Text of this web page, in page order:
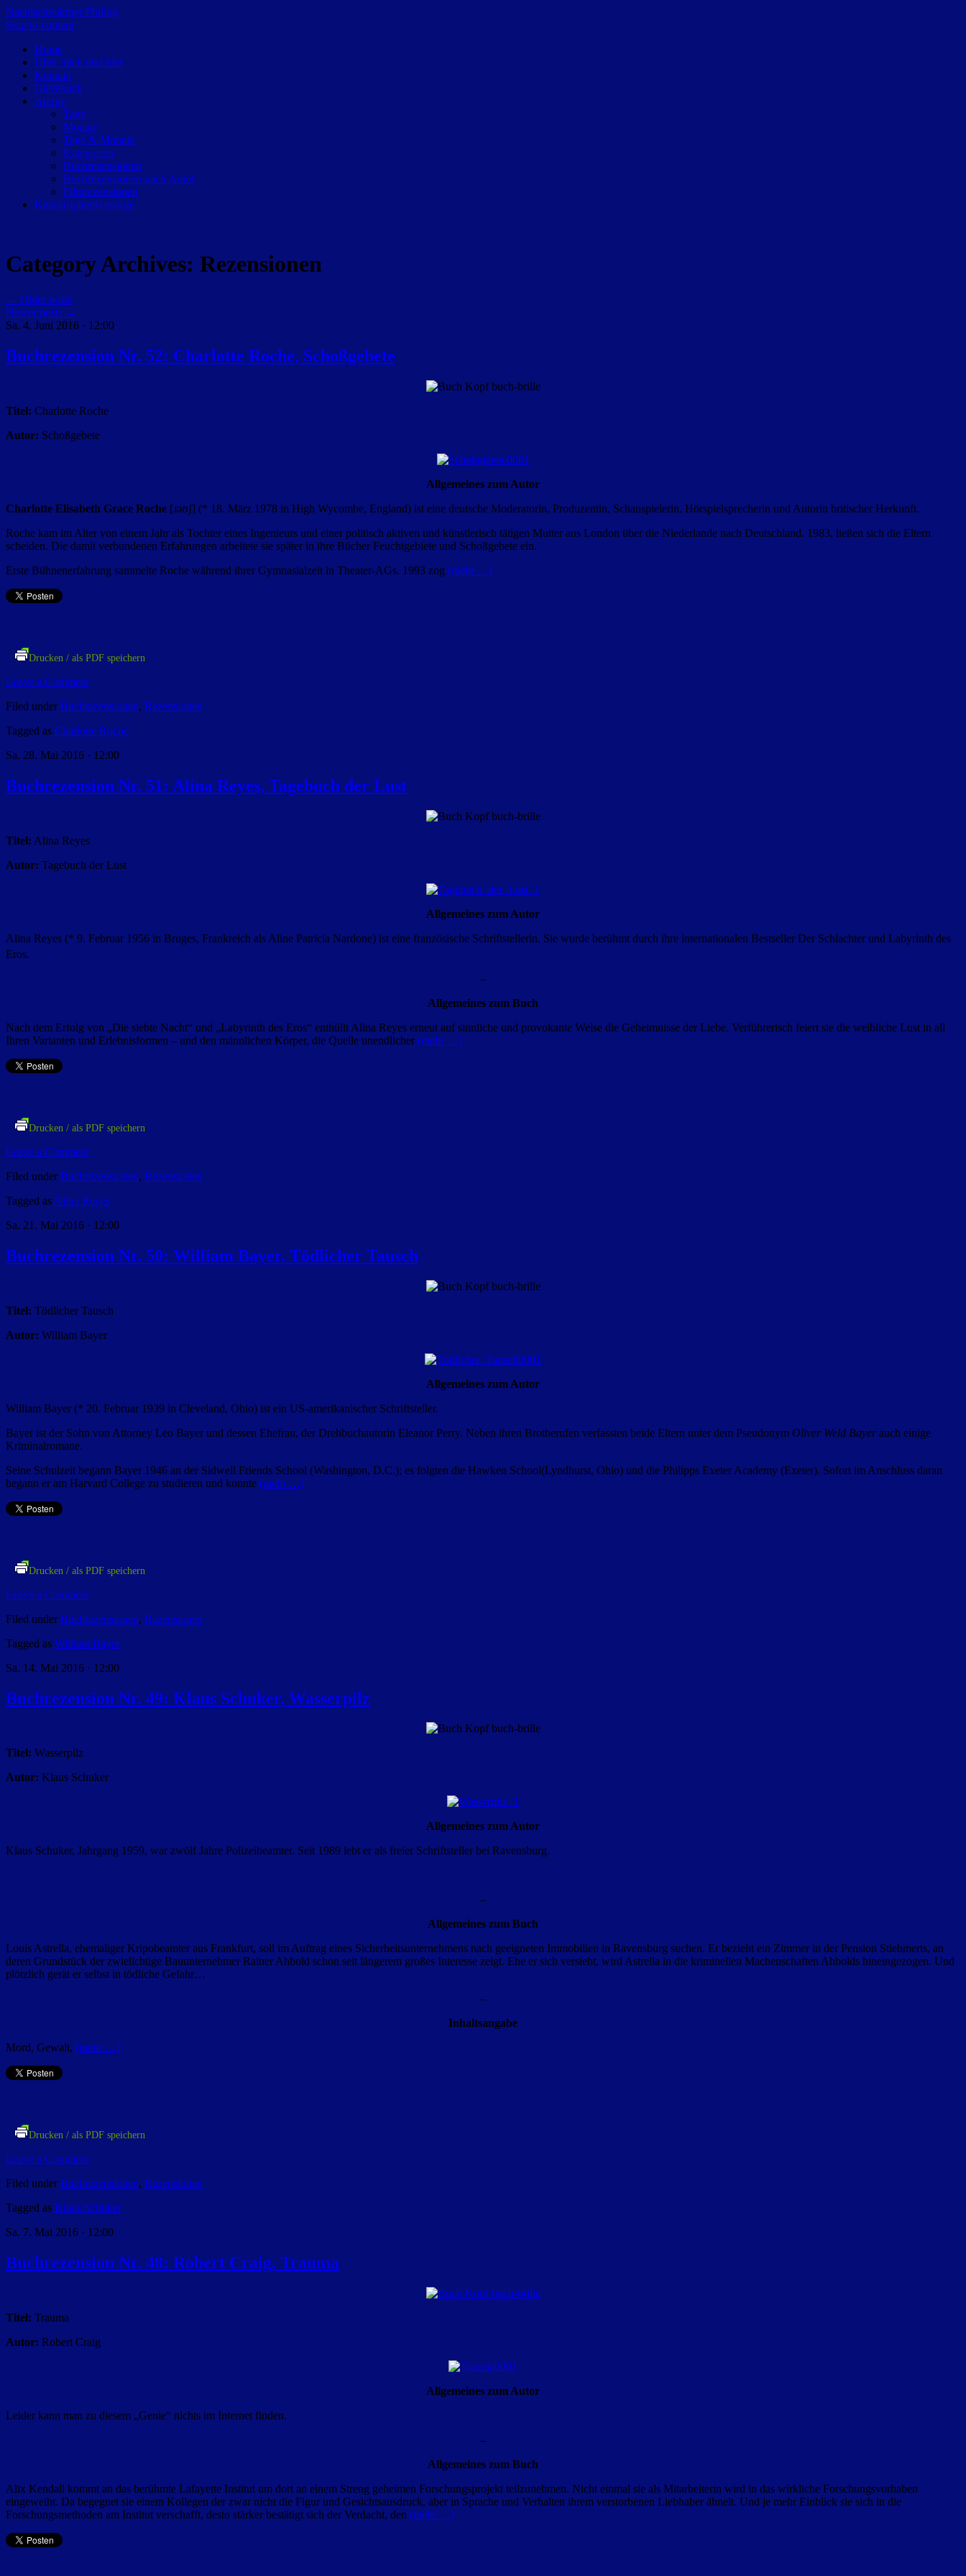
Nachtschwärmer Philipp
Skip to content
Home
Über mich und hier
Kontakt
Gästebuch
Archiv
Tage
Monate
Tage & Monate
Kategorien
Buchrezensionen
Buchrezensionen nach Autor
Filmrezensionen
Katastrophenvorsorge
Category Archives: Rezensionen
← Older posts
Newer posts →
Sa. 4. Juni 2016 · 12:00
Buchrezension Nr. 52: Charlotte Roche, Schoßgebete
Titel: Charlotte Roche
Autor: Schoßgebete
Allgemeines zum Autor
Charlotte Elisabeth Grace Roche [ɹəʊʃ] (* 18. März 1978 in High Wycombe, England) ist eine deutsche Moderatorin, Produzentin, Schauspielerin, Hörspielsprecherin und Autorin britischer Herkunft.
Roche kam im Alter von einem Jahr als Tochter eines Ingenieurs und einer politisch aktiven und künstlerisch tätigen Mutter aus London über die Niederlande nach Deutschland. 1983, ließen sich die Eltern
scheiden. Die damit verbundenen Erfahrungen arbeitete sie später in ihre Bücher Feuchtgebiete und Schoßgebete ein.
Erste Bühnenerfahrung sammelte Roche während ihrer Gymnasialzeit in Theater-AGs. 1993 zog (mehr …)
Drucken / als PDF speichern
Leave a Comment
Filed under Buchrezensionen, Rezensionen
Tagged as Charlotte Roche
Sa. 28. Mai 2016 · 12:00
Buchrezension Nr. 51: Alina Reyes, Tagebuch der Lust
Titel: Alina Reyes
Autor: Tagebuch der Lust
Allgemeines zum Autor
Alina Reyes (* 9. Februar 1956 in Bruges, Frankreich als Aline Patricia Nardone) ist eine französische Schriftstellerin. Sie wurde berühmt durch ihre internationalen Bestseller Der Schlachter und Labyrinth des
Eros.
–
Allgemeines zum Buch
Nach dem Erfolg von „Die siebte Nacht“ und „Labyrinth des Eros“ enthüllt Alina Reyes erneut auf sinnliche und provokante Weise die Geheimnisse der Liebe. Verführerisch feiert sie die weibliche Lust in all
Ihren Varianten und Erlebnisformen – und den männlichen Körper, die Quelle unendlicher (mehr …)
Drucken / als PDF speichern
Leave a Comment
Filed under Buchrezensionen, Rezensionen
Tagged as Alina Reyes
Sa. 21. Mai 2016 · 12:00
Buchrezension Nr. 50: William Bayer. Tödlicher Tausch
Titel: Tödlicher Tausch
Autor: William Bayer
Allgemeines zum Autor
William Bayer (* 20. Februar 1939 in Cleveland, Ohio) ist ein US-amerikanischer Schriftsteller.
Bayer ist der Sohn von Attorney Leo Bayer und dessen Ehefrau, der Drehbuchautorin Eleanor Perry. Neben ihren Brotberufen verfassten beide Eltern unter dem Pseudonym Oliver Weld Bayer auch einige
Kriminalromane.
Seine Schulzeit begann Bayer 1946 an der Sidwell Friends School (Washington, D.C.); es folgten die Hawken School(Lyndhurst, Ohio) und die Philipps Exeter Academy (Exeter). Sofort im Anschluss daran
begann er am Harvard College zu studieren und konnte (mehr …)
Drucken / als PDF speichern
Leave a Comment
Filed under Buchrezensionen, Rezensionen
Tagged as William Bayer
Sa. 14. Mai 2016 · 12:00
Buchrezension Nr. 49: Klaus Schuker, Wasserpilz
Titel: Wasserpilz
Autor: Klaus Schuker
Allgemeines zum Autor
Klaus Schuker, Jahrgang 1959, war zwölf Jahre Polizeibeamter. Seit 1989 lebt er als freier Schriftsteller bei Ravensburg.
–
Allgemeines zum Buch
Louis Astrella, ehemaliger Kripobeamter aus Frankfurt, soll im Auftrag eines Sicherheitsunternehmens nach geeigneten Immobilien in Ravensburg suchen. Er bezieht ein Zimmer in der Pension Stiehmerts, an
deren Grundstück der zwielichtige Bauunternehmer Rainer Ahbold schon seit längerem großes Interesse zeigt. Ehe er sich versieht, wird Astrella in die kriminellen Machenschaften Ahbolds hineingezogen. Und
plötzlich gerät er selbst in tödliche Gefahr…
–
Inhaltsangabe
Mord, Gewalt, (mehr …)
Drucken / als PDF speichern
Leave a Comment
Filed under Buchrezensionen, Rezensionen
Tagged as Klaus Schuker
Sa. 7. Mai 2016 · 12:00
Buchrezension Nr. 48: Robert Craig, Trauma
Titel: Trauma
Autor: Robert Craig
Allgemeines zum Autor
Leider kann man zu diesem „Genie“ nichts im Internet finden.
–
Allgemeines zum Buch
Alix Kendall kommt an das berühmte Lafayette Institut um dort an einem Streng geheimen Forschungsprojekt teilzunehmen. Nicht einmal sie als Mitarbeiterin wird in das wirkliche Forschungsvorhaben
eingeweiht. Da begegnet sie einem Kollegen der zwar nicht die Figur und Gesichtsausdruck, aber in Sprache und Verhalten ihrem verstorbenen Liebhaber ähnelt. Und je mehr Einblick sie sich in die
Forschungsmethoden am Institut verschafft, desto stärker bestätigt sich der Verdacht, den (mehr …)